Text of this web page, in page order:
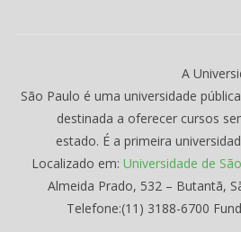
Cubatão
CEMEAD
A
São Paulo é uma universidade
destinada a oferecer cursos
estado. É a primeira
Localizado em: Universidade de
Almeida Prado, 532 – Butantã,
Telefone:(11) 3188-6700